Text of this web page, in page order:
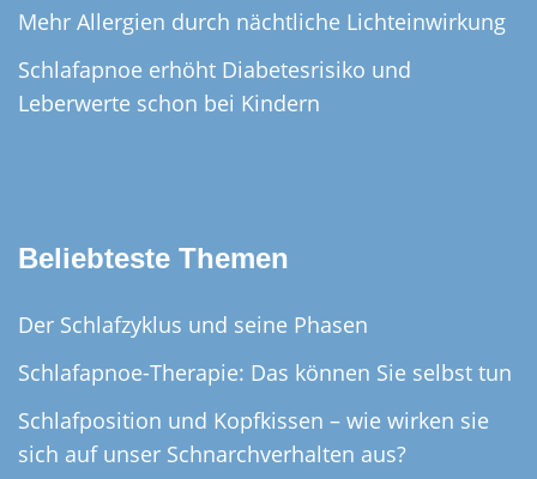
Mehr Allergien durch nächtliche Lichteinwirkung
Schlafapnoe erhöht Diabetesrisiko und
Leberwerte schon bei Kindern
Beliebteste Themen
Der Schlafzyklus und seine Phasen
Schlafapnoe-Therapie: Das können Sie selbst tun
Schlafposition und Kopfkissen – wie wirken sie
sich auf unser Schnarchverhalten aus?